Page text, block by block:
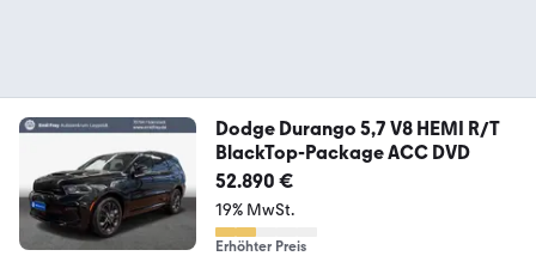
Dodge Durango 5,7 V8 HEMI R/T
BlackTop-Package ACC DVD
52.890 €
19% MwSt.
Erhöhter Preis